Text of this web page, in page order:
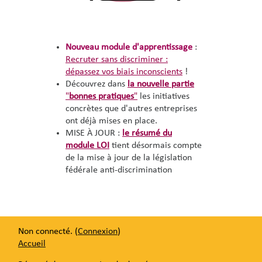
Nouveau module d'apprentissage :
Recruter sans discriminer :
dépassez vos biais inconscients !
Découvrez dans la nouvelle partie
"bonnes pratiques" les initiatives
concrètes que d'autres entreprises
ont déjà mises en place.
MISE À JOUR : le résumé du
module LOI tient désormais compte
de la mise à jour de la législation
fédérale anti-discrimination
Non connecté. (Connexion)
Accueil